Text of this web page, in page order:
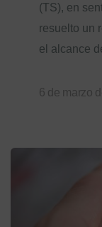
(TS), en
resuelto un
el alcance
6 de marzo